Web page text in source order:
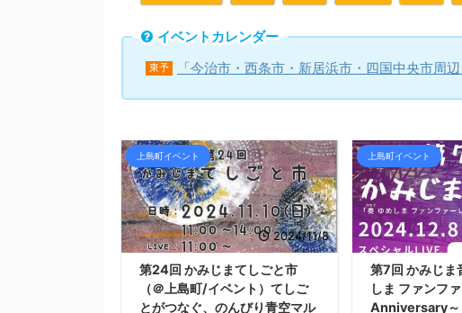
イベントカレンダー
東予 「今治市・西条市・新居浜市・四国中央市周
上島町イベント
2024/11/8
第24回 かみじまてしごと市
（＠上島町/イベント）てしご
とがつなぐ、のんびり青空マル
上島町イベント
第7回 かみじま
しま ファンフ
Anniversary～